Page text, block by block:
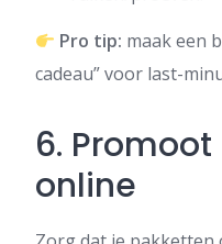
Pro tip: maak een
cadeau” voor last-
6.
online